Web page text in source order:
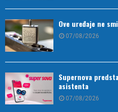
Ove uređaje ne
07/08/2026
Supernova
asistenta
07/08/2026